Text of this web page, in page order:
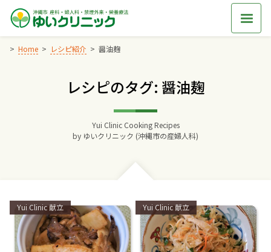
Skip
content
Home レシピ紹介 醤油麹
レシピのタグ: 醤油麹
Yui Clinic Cooking Recipes
by ゆいクリニック (沖縄市の産婦人科)
Categories:
Yui Clinic 献立 Categories:
Yui Clinic 献立
Home
交通アクセス
診療料金